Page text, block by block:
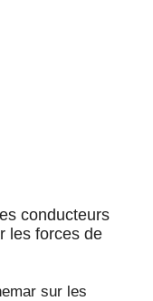
conducteurs
les forces de
sur les